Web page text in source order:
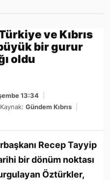
ve Kıbrıs
bir gurur
oldu
13:34
Kaynak: Gündem Kıbrıs
Recep Tayyip
bir dönüm noktası
Öztürkler,